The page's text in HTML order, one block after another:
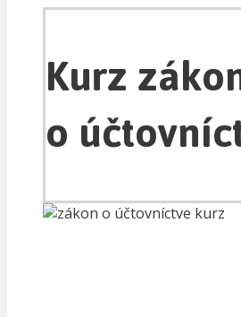
Kurz
o